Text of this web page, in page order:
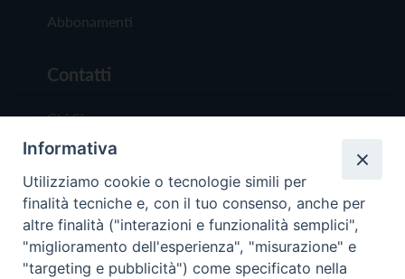
Abbonamenti
Contatti
Chi Siamo
Redazione
Scrivici
Informativa
Utilizziamo cookie o tecnologie simili per
finalità tecniche e, con il tuo consenso, anche per
altre finalità ("interazioni e funzionalità semplici",
"miglioramento dell'esperienza", "misurazione" e
"targeting e pubblicità") come specificato nella